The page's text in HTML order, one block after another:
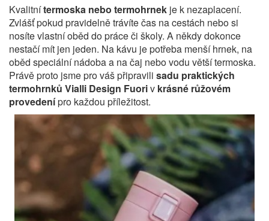
Kvalitnítermoska nebo termohrnek je k nezaplacení.
Zvlášť pokud pravidelně trávíte čas na cestách nebo si
nosíte vlastní oběd do práce či školy. A někdy dokonce
nestačí mít jen jeden. Na kávu je potřeba menší hrnek, na
oběd speciální nádoba a na čaj nebo vodu větší termoska.
Právě proto jsme pro váš připravili sadu praktických
termohrnků Vialli Design Fuoriv krásné růžovém
provedenípro každou příležitost.